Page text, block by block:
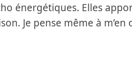
énergétiques. Elles
Je pense même à m’en